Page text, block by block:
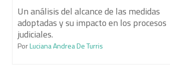
Un análisis del alcance de las medidas
adoptadas y su impacto en los procesos
judiciales.
PorLuciana Andrea De Turris